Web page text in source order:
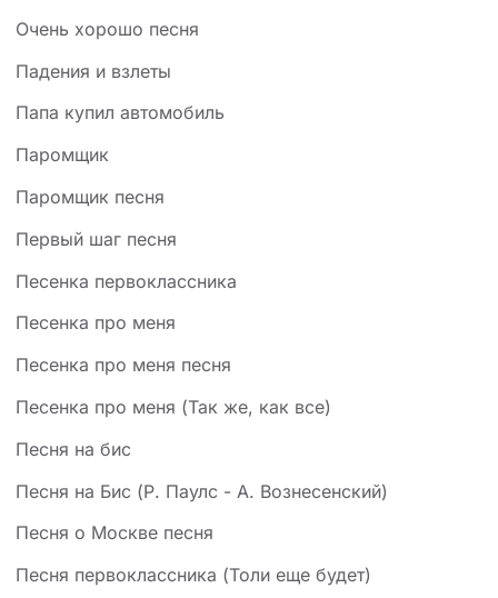
Очень хорошо песня
Падения и взлеты
Папа купил автомобиль
Паромщик
Паромщик песня
Первый шаг песня
Песенка первоклассника
Песенка про меня
Песенка про меня песня
Песенка про меня (Так же, как все)
Песня на бис
Песня на Бис (Р. Паулс - А. Вознесенский)
Песня о Москве песня
Песня первоклассника (Толи еще будет)